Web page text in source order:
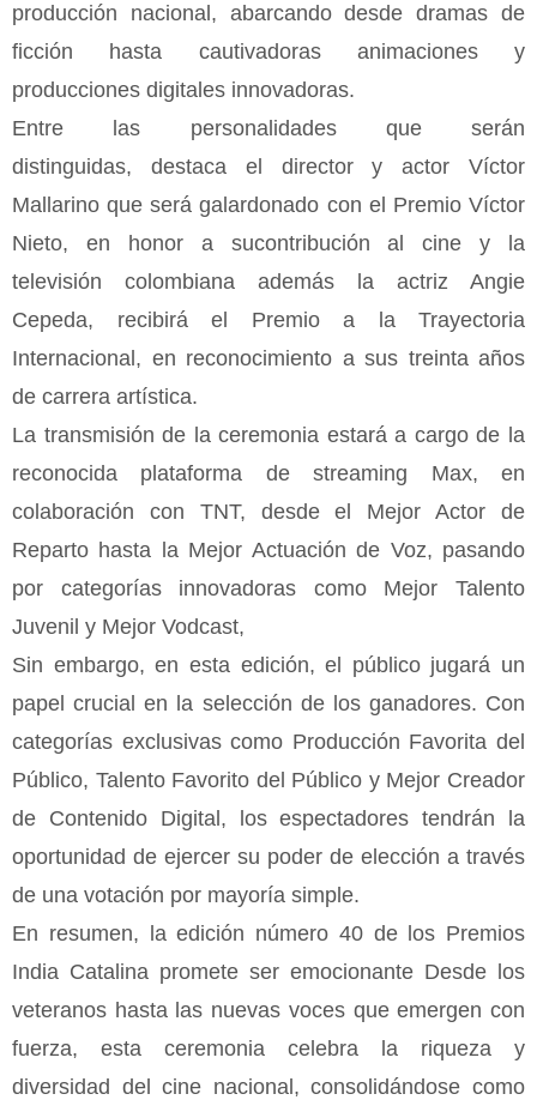
producción nacional, abarcando desde dramas de
ficción hasta cautivadoras animaciones y
producciones digitales innovadoras.
Entre las personalidades que serán
distinguidas, destaca
el director y actor Víctor
Mallarinoqueserá galardonado con el Premio Víctor
Nieto, en honor a sucontribución alcine y la
televisión colombiana además la actriz Angie
Cepeda, recibirá el Premio a la Trayectoria
Internacional, en reconocimiento a sus treinta años
de carrera artística.
La transmisión de la ceremonia estará a cargo de la
reconocida plataforma de streaming Max, en
colaboración con TNT, desdeel Mejor Actor de
Reparto hasta
la Mejor Actuación de Voz, pasando
por categorías innovadoras como Mejor Talento
Juvenil y Mejor Vodcast,
Sin embargo, en esta edición, el público jugará un
papel crucial en la selección de los ganadores. Con
categorías exclusivas como Producción Favorita del
Público, Talento Favorito del Público y Mejor Creador
de Contenido Digital, los espectadores tendrán la
oportunidad de ejercer su poder de elección a través
de una votación por mayoría simple.
En resumen, la edición número 40 de los Premios
India Catalina promete ser emocionante Desde los
veteranos hasta las nuevas voces que emergen con
fuerza, esta ceremonia celebra la riqueza y
diversidad del cine nacional, consolidándose como